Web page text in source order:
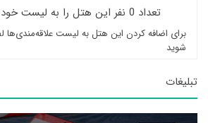
تعداد 0 نفر این هتل را به لیست خود اضافه کرده‌اند
برای اضافه کردن این هتل به لیست علاقه‌مندی‌ها
شوید
تبلیغات